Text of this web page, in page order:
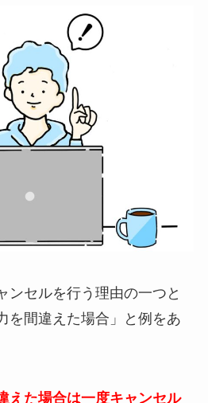
ンセルを行う理由の一つと
を間違えた場合」と例をあ
えた場合は一度キャンセル